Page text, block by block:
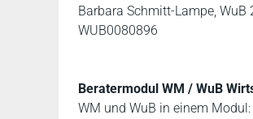
Barbara Schmitt-Lampe, WuB
WUB0080896
Beratermodul WM / WuB
WM und WuB in einem